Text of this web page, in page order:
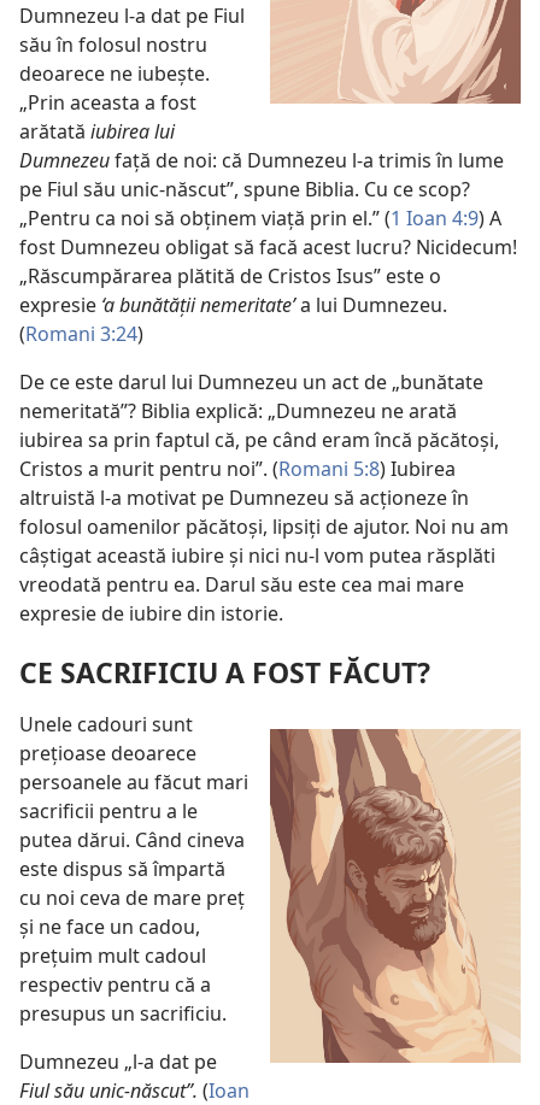
Dumnezeu l-a dat pe Fiul
său în folosul nostru
deoarece ne iubește.
„Prin aceasta a fost
arătată iubirea lui
Dumnezeufață de noi: că Dumnezeu l-a trimis în lume
pe Fiul său unic-născut”, spune Biblia. Cu ce scop?
„Pentru ca noi să obținem viață prin el.” (1 Ioan 4:9) A
fost Dumnezeu obligat să facă acest lucru? Nicidecum!
„Răscumpărarea plătită de Cristos Isus” este o
expresie ‘a bunătății nemeritate’a lui Dumnezeu.
(Romani 3:24)
De ce este darul lui Dumnezeu un act de „bunătate
nemeritată”? Biblia explică: „Dumnezeu ne arată
iubirea sa prin faptul că, pe când eram încă păcătoși,
Cristos a murit pentru noi”. (Romani 5:8) Iubirea
altruistă l-a motivat pe Dumnezeu să acționeze în
folosul oamenilor păcătoși, lipsiți de ajutor. Noi nu am
câștigat această iubire și nici nu-l vom putea răsplăti
vreodată pentru ea. Darul său este cea mai mare
expresie de iubire din istorie.
CE SACRIFICIU A FOST FĂCUT?
Unele cadouri sunt
prețioase deoarece
persoanele au făcut mari
sacrificii pentru a le
putea dărui. Când cineva
este dispus să împartă
cu noi ceva de mare preț
și ne face un cadou,
prețuim mult cadoul
respectiv pentru că a
presupus un sacrificiu.
Dumnezeu „l-a dat pe
Fiul său unic-născut”. (Ioan